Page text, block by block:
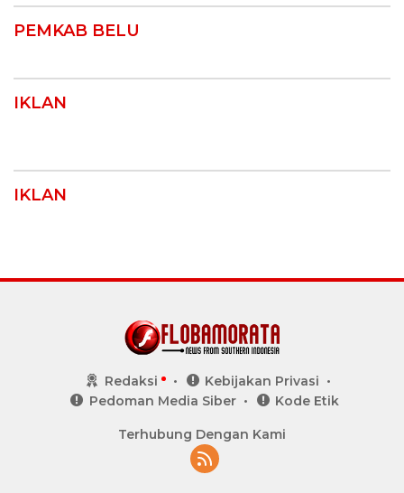
PEMKAB BELU
IKLAN
IKLAN
Redaksi
Kebijakan Privasi
Pedoman Media Siber
Kode Etik
Terhubung Dengan Kami